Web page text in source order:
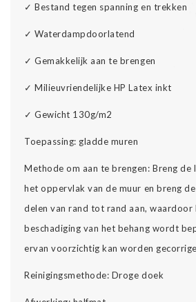
✓ Bestand tegen spanning en trekken
✓ Waterdampdoorlatend
✓ Gemakkelijk aan te brengen
✓ Milieuvriendelijke HP Latex inkt
✓ Gewicht 130g/m2
Toepassing: gladde muren
Methode om aan te brengen: Breng de
het oppervlak van de muur en breng
delen van rand tot rand aan, waardoor
beschadiging van het behang wordt
ervan voorzichtig kan worden
Reinigingsmethode: Droge doek